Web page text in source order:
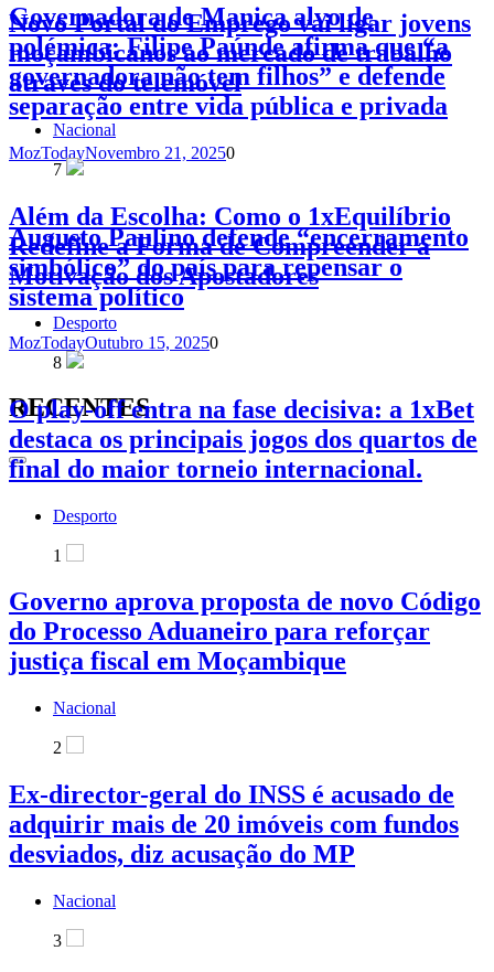
Governadora de Manica alvo de
polémica: Filipe Paúnde afirma que “a
governadora não tem filhos” e defende
separação entre vida pública e privada
MozTodayNovembro 21, 20250
Augusto Paulino defende “encerramento
simbólico” do país para repensar o
sistema político
MozTodayOutubro 15, 20250
RECENTES
Novo Portal do Emprego vai ligar jovens
moçambicanos ao mercado de trabalho
através do telemóvel
Nacional
7
Além da Escolha: Como o 1xEquilíbrio
Redefine a Forma de Compreender a
Motivação dos Apostadores
Desporto
8
O play-off entra na fase decisiva: a 1xBet
destaca os principais jogos dos quartos de
final do maior torneio internacional.
Desporto
1
Governo aprova proposta de novo Código
do Processo Aduaneiro para reforçar
justiça fiscal em Moçambique
Nacional
2
Ex-director-geral do INSS é acusado de
adquirir mais de 20 imóveis com fundos
desviados, diz acusação do MP
Nacional
3